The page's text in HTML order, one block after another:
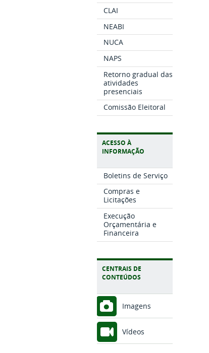
CLAI
NEABI
NUCA
NAPS
Retorno gradual das
atividades
presenciais
Comissão Eleitoral
ACESSO À
INFORMAÇÃO
Boletins de Serviço
Compras e
Licitações
Execução
Orçamentária e
Financeira
CENTRAIS DE
CONTEÚDOS
Imagens
Vídeos